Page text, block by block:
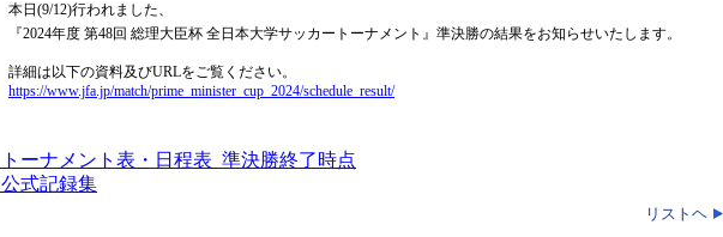
本日(9/12)行われました、
『2024年度 第48回 総理大臣杯 全日本大学サッカートーナメント』準決勝の結果をお知らせいたします。
詳細は以下の資料及びURLをご覧ください。
https://www.jfa.jp/match/prime_minister_cup_2024/schedule_result/
トーナメント表・日程表_準決勝終了時点
公式記録集
リストヘ